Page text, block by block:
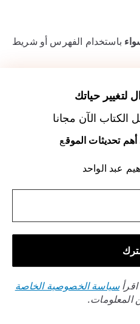
باستخدام الفهرس أو شريط
يومي مخصص. يمكن
عند كتابة كلمة، تظهر جميع
مثل تفسير الجلالين والتفسير
الصعبة.
الآن مجانا
تحديثات الموقع
عبد الواحد
سياسة الخصوصية الخاصة
المعلومات.